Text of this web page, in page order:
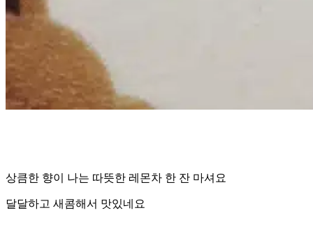
상큼한 향이 나는 따뜻한 레몬차 한 잔 마셔요
달달하고 새콤해서 맛있네요